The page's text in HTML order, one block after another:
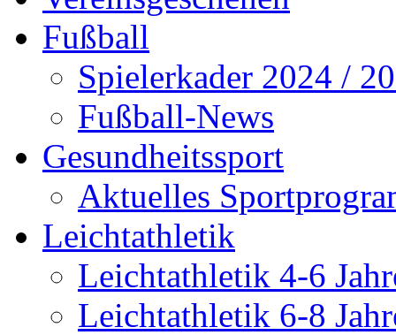
Fußball
Spielerkader 2024 /
Fußball-News
Gesundheitssport
Aktuelles
Leichtathletik
Leichtathletik 4-6
Leichtathletik 6-8